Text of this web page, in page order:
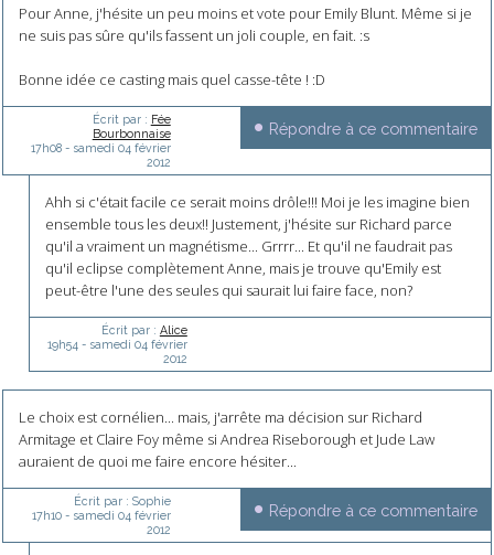
Pour Anne, j'hésite un peu moins et vote pour Emily Blunt. Même si je
ne suis pas sûre qu'ils fassent un joli couple, en fait. :s
Bonne idée ce casting mais quel casse-tête ! :D
Écrit par : Fée
Bourbonnaise
17h08- samedi 04 février
2012
Répondre à ce commentaire
Ahh si c'était facile ce serait moins drôle!!! Moi je les imagine bien
ensemble tous les deux!! Justement, j'hésite sur Richard parce
qu'il a vraiment un magnétisme... Grrrr... Et qu'il ne faudrait pas
qu'il eclipse complètement Anne, mais je trouve qu'Emily est
peut-être l'une des seules qui saurait lui faire face, non?
Écrit par : Alice
19h54 - samedi 04 février
2012
Le choix est cornélien... mais, j'arrête ma décision sur Richard
Armitage et Claire Foy même si Andrea Riseborough et Jude Law
auraient de quoi me faire encore hésiter...
Écrit par : Sophie
17h10- samedi 04 février
2012
Répondre à ce commentaire